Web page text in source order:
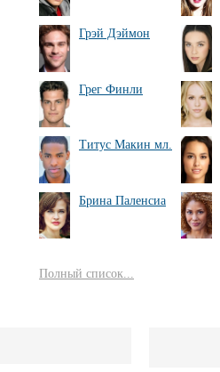
Грэй Дэймон
Грег Финли
Титус Макин мл.
Брина Паленсиа
Полный список...